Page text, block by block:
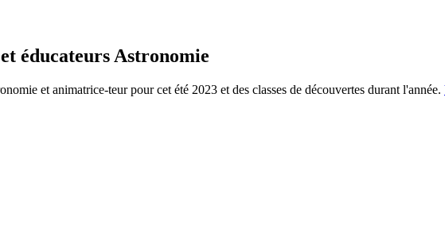
éducateurs Astronomie
et animatrice-teur pour cet été 2023 et des classes de découvertes durant l'année.